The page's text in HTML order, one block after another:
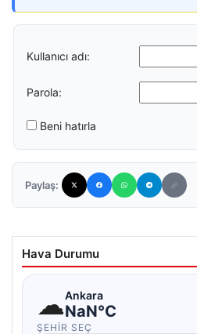
Kullanıcı adı:
Parola:
Beni hatırla
Paylaş:
Hava Durumu
☁Ankara
NaN°C
ŞEHIR SEÇ